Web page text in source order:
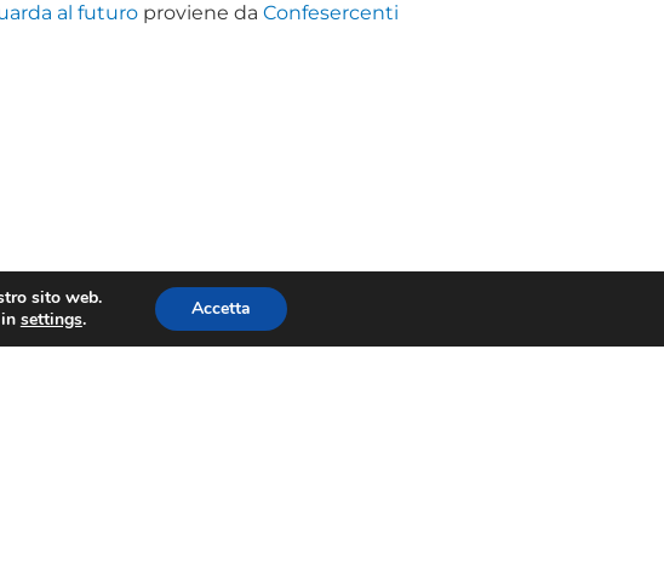
al futuro proviene da Confesercenti
sito web.
settings. Accetta